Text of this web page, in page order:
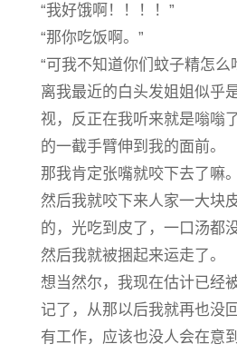
“我好饿啊！！！！”
“那你吃饭啊。”
“可我不知道你们蚊子精怎么
离我最近的白头发姐姐似乎
视，反正在我听来就是嗡嗡
的一截手臂伸到我的面前。
那我肯定张嘴就咬下去了嘛。
然后我就咬下来人家一大块
的，光吃到皮了，一口汤都
然后我就被捆起来运走了。
想当然尔，我现在估计已经
记了，从那以后我就再也没
有工作，应该也没人会在意